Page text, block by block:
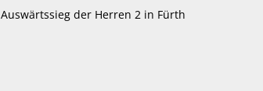
Auswärtssieg der Herren 2 in Fürth